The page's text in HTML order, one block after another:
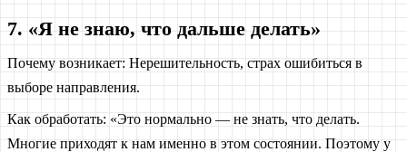
7. «Я не знаю, что дальше делать»
Почему возникает: Нерешительность, страх ошибиться в
выборе направления.
Как обработать: «Это нормально — не знать, что делать.
Многие приходят к нам именно в этом состоянии. Поэтому у